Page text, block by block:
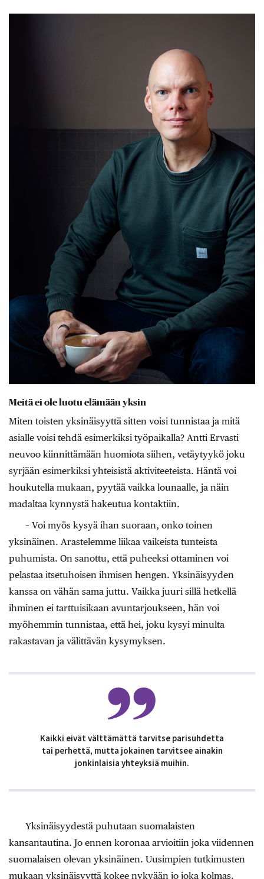
Meitä ei ole luotu elämään yksin
Miten toisten yksinäisyyttä sitten voisi tunnistaa ja mitä
asialle voisi tehdä esimerkiksi työpaikalla? Antti Ervasti
neuvoo kiinnittämään huomiota siihen, vetäytyykö joku
syrjään esimerkiksi yhteisistä aktiviteeteista. Häntä voi
houkutella mukaan, pyytää vaikka lounaalle, ja näin
madaltaa kynnystä hakeutua kontaktiin.
– Voi myös kysyä ihan suoraan, onko toinen
yksinäinen. Arastelemme liikaa vaikeista tunteista
puhumista. On sanottu, että puheeksi ottaminen voi
pelastaa itsetuhoisen ihmisen hengen. Yksinäisyyden
kanssa on vähän sama juttu. Vaikka juuri sillä hetkellä
ihminen ei tarttuisikaan avuntarjoukseen, hän voi
myöhemmin tunnistaa, että hei, joku kysyi minulta
rakastavan ja välittävän kysymyksen.
Kaikki eivät välttämättä tarvitse parisuhdetta
tai perhettä, mutta jokainen tarvitsee ainakin
jonkinlaisia yhteyksiä muihin.
Yksinäisyydestä puhutaan suomalaisten
kansantautina. Jo ennen koronaa arvioitiin joka viidennen
suomalaisen olevan yksinäinen. Uusimpien tutkimusten
mukaan yksinäisyyttä kokee nykyään jo joka kolmas.